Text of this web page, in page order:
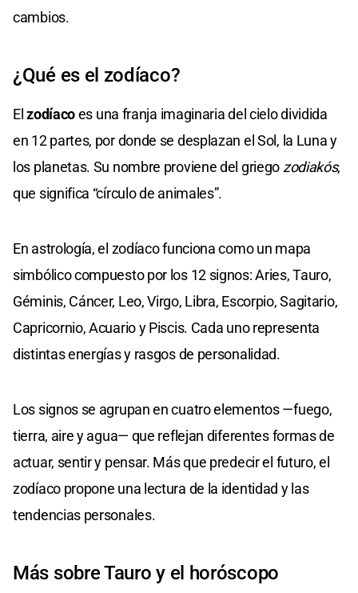
cambios.
¿Qué es el zodíaco?
Elzodíacoes una franja imaginaria del cielo dividida
en 12 partes, por donde se desplazan el Sol, la Luna y
los planetas. Su nombre proviene del griego zodiakós,
que significa “círculo de animales”.
En astrología, el zodíaco funciona como un mapa
simbólico compuesto por los 12 signos: Aries, Tauro,
Géminis, Cáncer, Leo, Virgo, Libra, Escorpio, Sagitario,
Capricornio, Acuario y Piscis. Cada uno representa
distintas energías y rasgos de personalidad.
Los signos se agrupan en cuatro elementos —fuego,
tierra, aire y agua— que reflejan diferentes formas de
actuar, sentir y pensar. Más que predecir el futuro, el
zodíaco propone una lectura de la identidad y las
tendencias personales.
Más sobre Tauro y el horóscopo